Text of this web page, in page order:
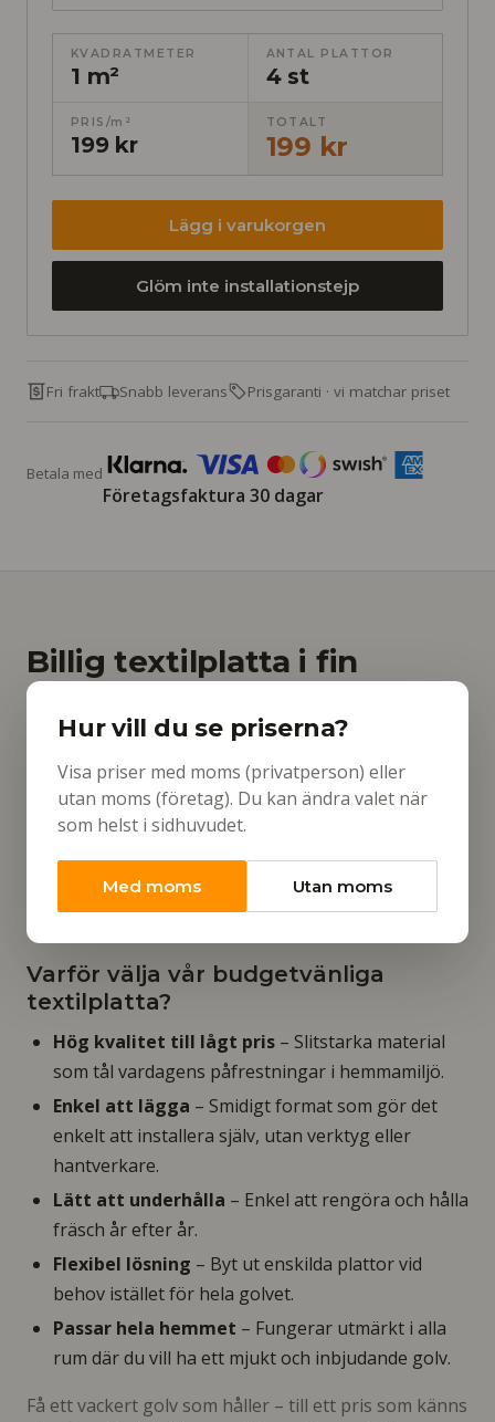
KVADRATMETER
1 m²
ANTAL PLATTOR
4 st
PRIS/m²
199 kr
TOTALT
199 kr
Lägg i varukorgen
Glöm inte installationstejp
Fri frakt Snabb leverans Prisgaranti · vi matchar priset
Betala med
Företagsfaktura 30 dagar
Billig textilplatta i fin
kvalitet – perfekt för
hemmet
Ge ditt hem ett snyggt och hållbart golv utan att
spräcka budgeten. Vårprisvärda textilplatta
oavsett om det gäller vardagsrum, sovrum, hall eller
arbetsrum.
Varför välja vår budgetvänliga
textilplatta?
Hög kvalitet till lågt pris – Slitstarka material
som tål vardagens påfrestningar i hemmamiljö.
Enkel att lägga – Smidigt format som gör det
enkelt att installera själv, utan verktyg eller
hantverkare.
Lätt att underhålla – Enkel att rengöra och hålla
fräsch år efter år.
Flexibel lösning – Byt ut enskilda plattor vid
behov istället för hela golvet.
Passar hela hemmet – Fungerar utmärkt i alla
rum där du vill ha ett mjukt och inbjudande golv.
Få ett vackert golv som håller – till ett pris som känns
Hur vill du se priserna?
Visa priser med moms (privatperson) eller
utan moms (företag). Du kan ändra valet när
som helst i sidhuvudet.
Med moms Utan moms